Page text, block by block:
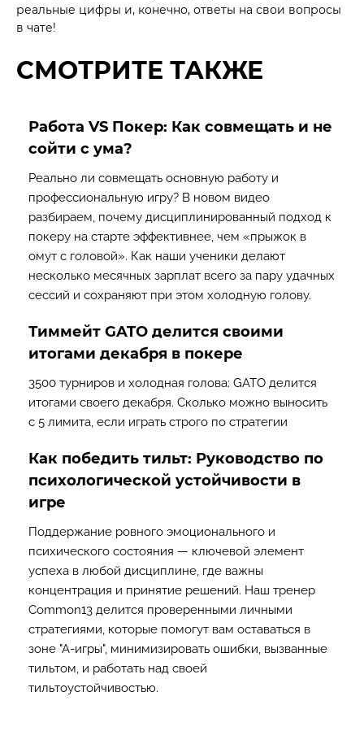
реальные цифры и, конечно, ответы на свои вопросы
в чате!
СМОТРИТЕ ТАКЖЕ
Работа VS Покер: Как совмещать и не
сойти с ума?
Реально ли совмещать основную работу и
профессиональную игру? В новом видео
разбираем, почему дисциплинированный подход к
покеру на старте эффективнее, чем «прыжок в
омут с головой». Как наши ученики делают
несколько месячных зарплат всего за пару удачных
сессий и сохраняют при этом холодную голову.
Тиммейт GATO делится своими
итогами декабря в покере
3500 турниров и холодная голова: GATO делится
итогами своего декабря. Сколько можно выносить
с 5 лимита, если играть строго по стратегии
Как победить тильт: Руководство по
психологической устойчивости в
игре
Поддержание ровного эмоционального и
психического состояния — ключевой элемент
успеха в любой дисциплине, где важны
концентрация и принятие решений. Наш тренер
Common13 делится проверенными личными
стратегиями, которые помогут вам оставаться в
зоне "А-игры", минимизировать ошибки, вызванные
тильтом, и работать над своей
тильтоустойчивостью.